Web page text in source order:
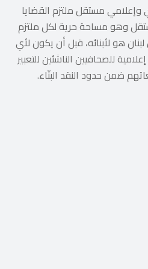
مستقل ملتزم القضايا
وهو مساحة حرية لكل ملتزم
هو لأبنائه، قبل أن يكون لأي
للصحافيين الناشئين للتعبير
ضمن حدود النقد البنّاء.